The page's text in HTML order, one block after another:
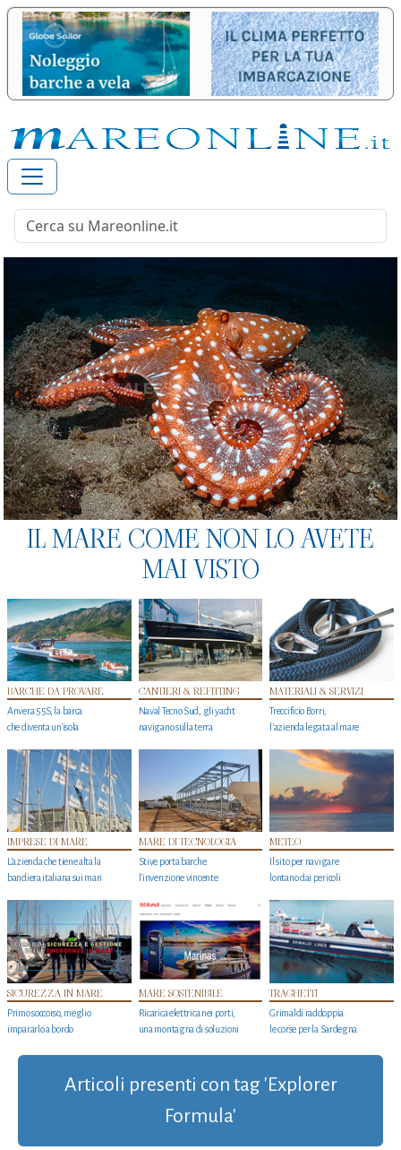
IL MARE COME NON LO AVETE
MAI VISTO
BARCHE DA PROVARE
Anvera 55S, la barca
che diventa un'isola
CANTIERI & REFITTING
Naval Tecno Sud, gli yacht
navigano sulla terra
MATERIALI & SERVIZI
Treccificio Borri,
l'azienda legata al mare
IMPRESE DI MARE
L'azienda che tiene alta la
bandiera italiana sui mari
MARE DI TECNOLOGIA
Stive porta barche
l'invenzione vincente
METEO
Il sito per navigare
lontano dai pericoli
SICUREZZA IN MARE
Primo soccorso, meglio
impararlo a bordo
MARE SOSTENIBILE
Ricarica elettrica nei porti,
una montagna di soluzioni
TRAGHETTI
Grimaldi raddoppia
le corse per la Sardegna
Articoli presenti con tag 'Explorer
Formula'